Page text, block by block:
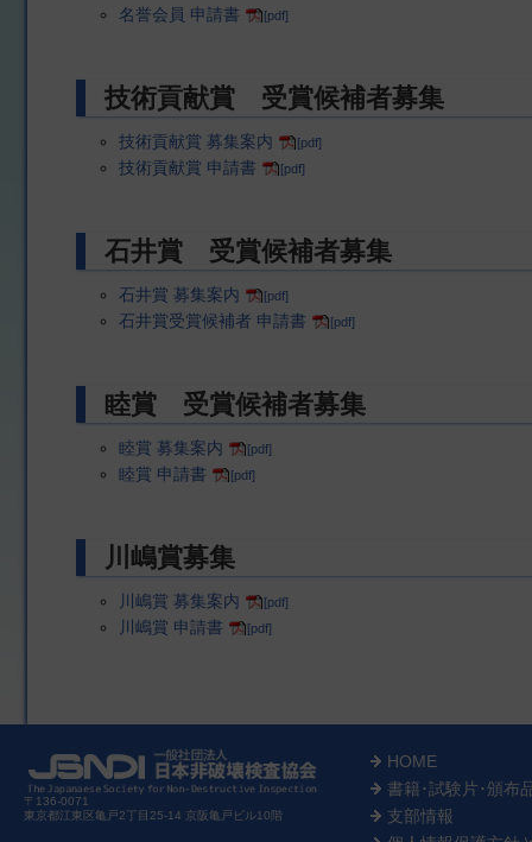
名誉会員 申請書 [pdf]
技術貢献賞 受賞候補者募集
技術貢献賞 募集案内 [pdf]
技術貢献賞 申請書 [pdf]
石井賞 受賞候補者募集
石井賞 募集案内 [pdf]
石井賞受賞候補者 申請書 [pdf]
睦賞 受賞候補者募集
睦賞 募集案内 [pdf]
睦賞 申請書 [pdf]
川嶋賞募集
川嶋賞 募集案内 [pdf]
川嶋賞 申請書 [pdf]
〒136-0071
東京都江東区亀戸2丁目25-14 京阪亀戸ビル10階
HOME
書籍･試験片･頒布
支部情報